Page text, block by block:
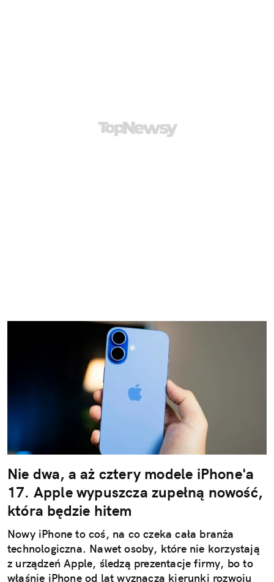
Nie dwa, a aż cztery modele iPhone'a
17. Apple wypuszcza zupełną nowość,
która będzie hitem
Nowy iPhone to coś, na co czeka cała branża
technologiczna. Nawet osoby, które nie korzystają
z urządzeń Apple, śledzą prezentacje firmy, bo to
właśnie iPhone od lat wyznacza kierunki rozwoju